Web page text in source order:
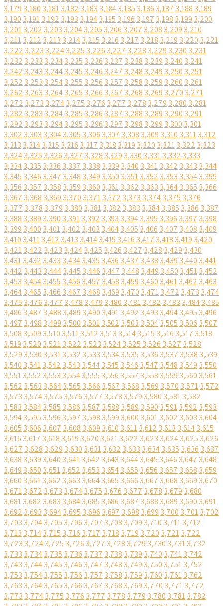
3,179 3,180 3,1813,182 3,183 3,1843,185 3,186 3,187 3,188 3,189
3,190 3,1913,192 3,193 3,1943,195 3,196 3,197 3,198 3,199 3,200
3,2013,202 3,203 3,2043,205 3,206 3,207 3,208 3,209 3,210
3,2113,212 3,213 3,2143,215 3,216 3,217 3,218 3,219 3,220 3,221
3,222 3,223 3,2243,225 3,226 3,227 3,228 3,229 3,230 3,231
3,232 3,233 3,2343,235 3,236 3,237 3,238 3,239 3,240 3,241
3,242 3,243 3,2443,245 3,246 3,247 3,248 3,249 3,250 3,251
3,252 3,253 3,2543,255 3,256 3,257 3,258 3,259 3,260 3,261
3,262 3,263 3,2643,265 3,266 3,267 3,268 3,269 3,270 3,271
3,272 3,273 3,2743,275 3,276 3,277 3,278 3,279 3,280 3,281
3,282 3,283 3,2843,285 3,286 3,287 3,288 3,289 3,290 3,291
3,292 3,293 3,2943,295 3,296 3,297 3,298 3,299 3,300 3,301
3,302 3,303 3,3043,305 3,306 3,307 3,308 3,309 3,310 3,3113,312
3,313 3,3143,315 3,316 3,317 3,318 3,319 3,320 3,3213,322 3,323
3,3243,325 3,326 3,327 3,328 3,329 3,330 3,3313,332 3,333
3,3343,335 3,336 3,337 3,338 3,339 3,340 3,3413,342 3,343 3,344
3,345 3,346 3,347 3,348 3,349 3,350 3,3513,352 3,353 3,3543,355
3,356 3,357 3,358 3,359 3,360 3,3613,362 3,363 3,3643,365 3,366
3,367 3,368 3,369 3,370 3,3713,372 3,373 3,3743,375 3,376
3,377 3,378 3,379 3,380 3,3813,382 3,383 3,3843,385 3,386 3,387
3,388 3,389 3,390 3,3913,392 3,393 3,3943,395 3,396 3,397 3,398
3,399 3,400 3,4013,402 3,403 3,4043,405 3,406 3,407 3,408 3,409
3,410 3,4113,412 3,413 3,4143,415 3,416 3,417 3,418 3,419 3,420
3,4213,422 3,423 3,4243,425 3,426 3,427 3,428 3,429 3,430
3,4313,432 3,433 3,4343,435 3,436 3,437 3,438 3,439 3,440 3,441
3,442 3,443 3,4443,445 3,446 3,447 3,448 3,449 3,450 3,4513,452
3,453 3,4543,455 3,456 3,457 3,458 3,459 3,460 3,4613,462 3,463
3,4643,465 3,466 3,467 3,468 3,469 3,470 3,4713,472 3,473 3,474
3,475 3,476 3,477 3,478 3,479 3,480 3,4813,482 3,483 3,4843,485
3,486 3,487 3,488 3,489 3,490 3,4913,492 3,493 3,4943,495 3,496
3,497 3,498 3,499 3,500 3,5013,502 3,503 3,5043,505 3,506 3,507
3,508 3,509 3,510 3,5113,512 3,513 3,5143,515 3,516 3,517 3,518
3,519 3,520 3,5213,522 3,523 3,5243,525 3,526 3,527 3,528
3,529 3,530 3,5313,532 3,533 3,5343,535 3,536 3,537 3,538 3,539
3,540 3,5413,542 3,543 3,5443,545 3,546 3,547 3,548 3,549 3,550
3,5513,552 3,553 3,5543,555 3,556 3,557 3,558 3,559 3,560 3,561
3,562 3,563 3,5643,565 3,566 3,567 3,568 3,569 3,570 3,5713,572
3,573 3,5743,575 3,576 3,577 3,578 3,579 3,580 3,5813,582
3,583 3,5843,585 3,586 3,587 3,588 3,589 3,590 3,5913,592 3,593
3,5943,595 3,596 3,597 3,598 3,599 3,600 3,6013,602 3,603 3,604
3,605 3,606 3,607 3,608 3,609 3,610 3,6113,612 3,613 3,6143,615
3,616 3,617 3,618 3,619 3,620 3,6213,622 3,623 3,6243,625 3,626
3,627 3,628 3,629 3,630 3,6313,632 3,633 3,6343,635 3,636 3,637
3,638 3,639 3,640 3,6413,642 3,643 3,6443,645 3,646 3,647 3,648
3,649 3,650 3,6513,652 3,653 3,6543,655 3,656 3,657 3,658 3,659
3,660 3,6613,662 3,663 3,6643,665 3,666 3,667 3,668 3,669 3,670
3,6713,672 3,673 3,6743,675 3,676 3,677 3,678 3,679 3,680
3,6813,682 3,683 3,6843,685 3,686 3,687 3,688 3,689 3,690 3,691
3,692 3,693 3,6943,695 3,696 3,697 3,698 3,699 3,700 3,7013,702
3,703 3,7043,705 3,706 3,707 3,708 3,709 3,710 3,7113,712
3,713 3,7143,715 3,716 3,717 3,718 3,719 3,720 3,7213,722
3,723 3,7243,725 3,726 3,727 3,728 3,729 3,730 3,7313,732
3,733 3,7343,735 3,736 3,737 3,738 3,739 3,740 3,7413,742
3,743 3,7443,745 3,746 3,747 3,748 3,749 3,750 3,7513,752
3,753 3,7543,755 3,756 3,757 3,758 3,759 3,760 3,7613,762
3,763 3,7643,765 3,766 3,767 3,768 3,769 3,770 3,7713,772
3,773 3,7743,775 3,776 3,777 3,778 3,779 3,780 3,7813,782